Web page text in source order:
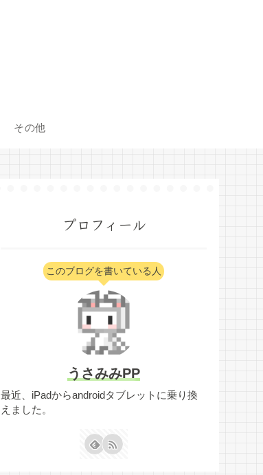
その他
プロフィール
このブログを書いている人
うさみみPP
最近、iPadからandroidタブレットに乗り換
えました。